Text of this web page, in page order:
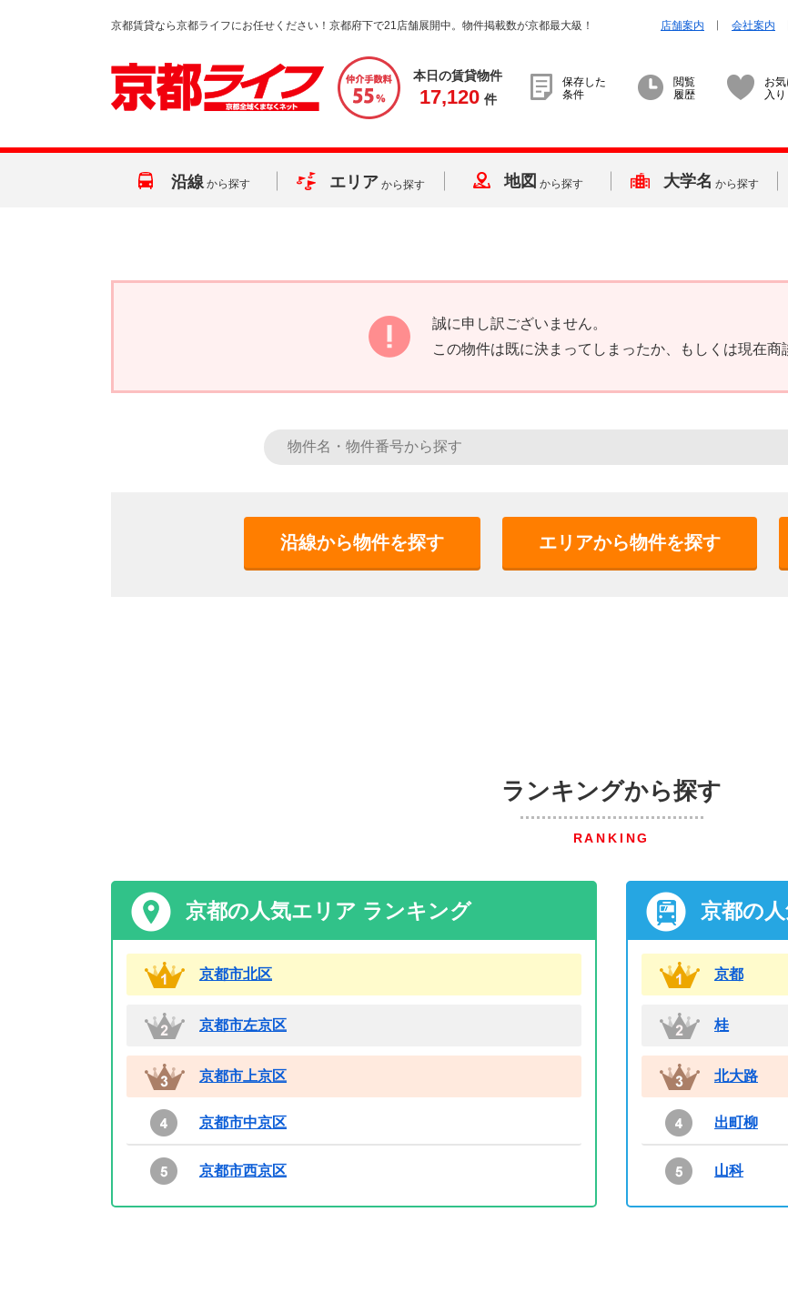
京都賃貸なら京都ライフにお任せください！京都府下で21店舗展開中。物件掲載数が京都最大級！ 店舗案内 会社案内
本日の賃貸物件
17,120 件
保存した
条件
閲覧
履歴
お気
入り
沿線 から探す エリア から探す 地図 から探す 大学名 から探す
誠に申し訳ございません。
この物件は既に決まってしまったか、もしくは現在商
沿線から物件を探す エリアから物件を探す
ランキングから探す
RANKING
京都の人気エリア ランキング
京都市北区
京都市左京区
京都市上京区
京都市中京区
京都市西京区
京都の
京都
桂
北大路
出町柳
山科